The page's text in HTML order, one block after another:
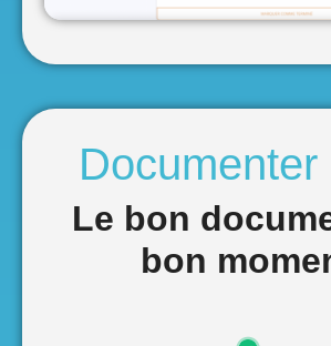
Le bon
bon